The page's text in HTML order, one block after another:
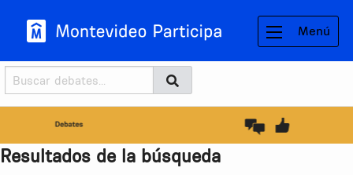
Menú
Buscador
Buscar BUSCAR
Resultados de la búsqueda